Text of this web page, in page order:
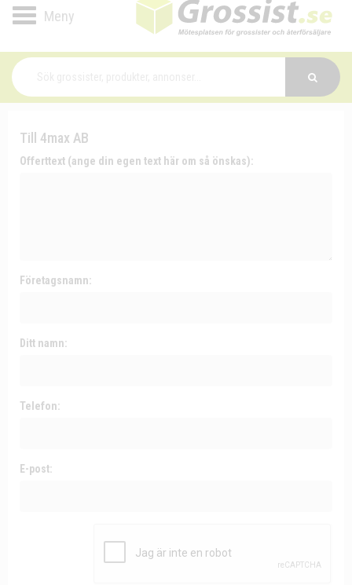
Toggle
Till 4max AB
Offerttext (ange din egen text här om så önskas):
Företagsnamn:
Ditt namn:
Telefon:
E-post: